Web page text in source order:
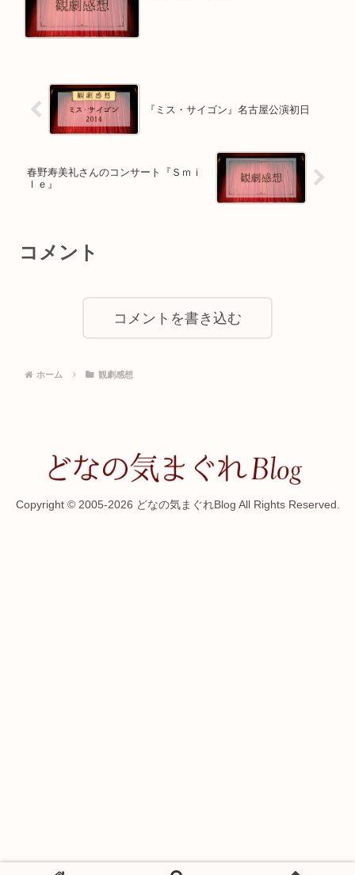
『ミス・サイゴン』名古屋公演初日
春野寿美礼さんのコンサート『Ｓｍｉ
ｌｅ』
コメント
コメントを書き込む
ホーム 観劇感想
Copyright © 2005-2026 どなの気まぐれBlog All Rights Reserved.